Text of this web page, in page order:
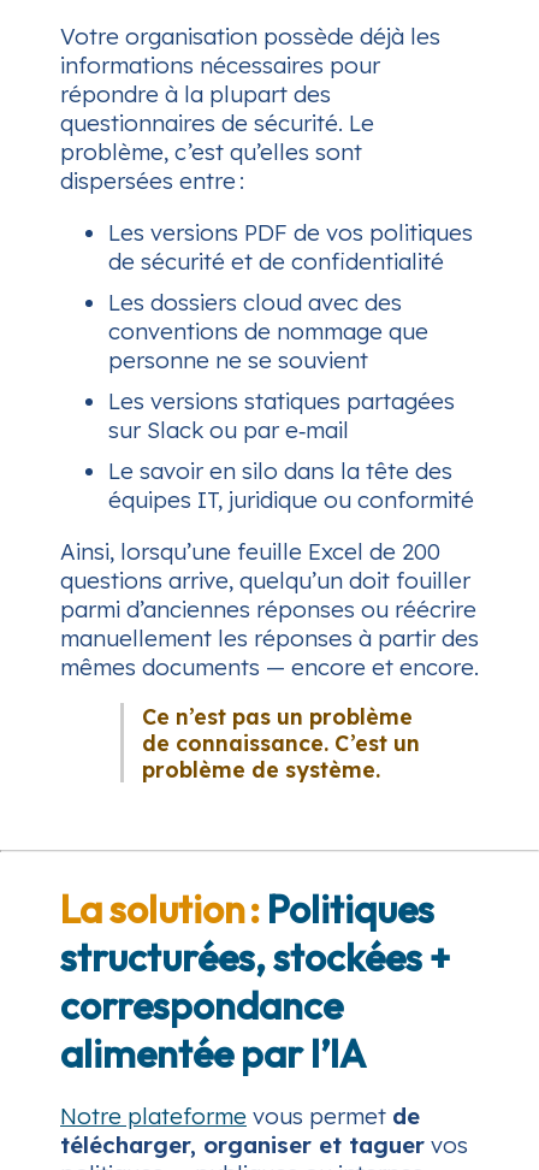
Votre organisation possède déjà les
informations nécessaires pour
répondre à la plupart des
questionnaires de sécurité. Le
problème, c’est qu’elles sont
dispersées entre :
Les versions PDF de vos politiques
de sécurité et de confidentialité
Les dossiers cloud avec des
conventions de nommage que
personne ne se souvient
Les versions statiques partagées
sur Slack ou par e‑mail
Le savoir en silo dans la tête des
équipes IT, juridique ou conformité
Ainsi, lorsqu’une feuille Excel de 200
questions arrive, quelqu’un doit fouiller
parmi d’anciennes réponses ou réécrire
manuellement les réponses à partir des
mêmes documents — encore et encore.
Ce n’est pas un problème
de connaissance. C’est un
problème de système.
La solution : Politiques
structurées, stockées +
correspondance
alimentée par l’IA
Notre plateforme vous permet de
télécharger, organiser et taguer vos